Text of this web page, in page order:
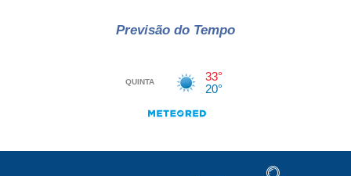
Previsão do Tempo